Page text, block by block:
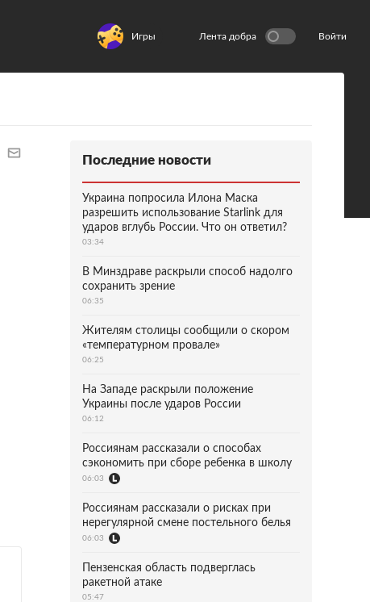
Игры Лента добра Войти
Последние новости
Украина попросила Илона Маска
разрешить использование Starlink для
ударов вглубь России. Что он ответил?
03:34
В Минздраве раскрыли способ надолго
сохранить зрение
06:35
Жителям столицы сообщили о скором
«температурном провале»
06:25
На Западе раскрыли положение
Украины после ударов России
06:12
Россиянам рассказали о способах
сэкономить при сборе ребенка в школу
06:03
Россиянам рассказали о рисках при
нерегулярной смене постельного белья
06:03
Пензенская область подверглась
ракетной атаке
05:47